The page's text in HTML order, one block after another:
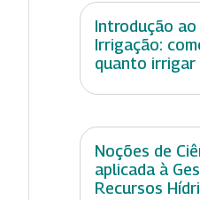
Introdução ao
Irrigação:
quanto irrigar
Noções de
aplicada à
Recursos